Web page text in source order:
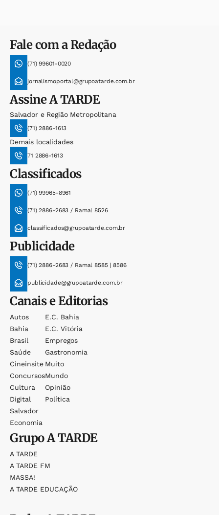
Fale com a Redação
(71) 99601-0020
jornalismoportal@grupoatarde.com.br
AssineA TARDE
Salvador e Região Metropolitana
(71) 2886-1613
Demais localidades
71 2886-1613
Classificados
(71) 99965-8961
(71) 2886-2683 / Ramal 8526
classificados@grupoatarde.com.br
Publicidade
(71) 2886-2683 / Ramal 8585 | 8586
publicidade@grupoatarde.com.br
Canais e Editorias
Autos
Bahia
Brasil
Saúde
Cineinsite
Concursos
Cultura
Digital
Salvador
Economia
E.c. Bahia
E.c. Vitória
Empregos
Gastronomia
Muito
Mundo
Opinião
Política
GrupoA TARDE
A TARDE
A TARDE FM
MASSA!
A TARDE EDUCAÇÃO